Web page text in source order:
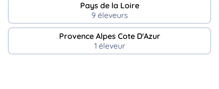
Pays de la Loire
9 éleveurs
Provence Alpes Cote D'Azur
1 éleveur